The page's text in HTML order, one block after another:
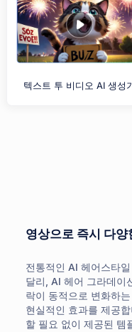
텍스트 투 비디오 AI 생성
영상으로 즉시 다양
전통적인 AI 헤어스타
달리, AI 헤어 그라데이
락이 동적으로 변화하
현실적인 효과를 제공
할 필요 없이 제공된 템